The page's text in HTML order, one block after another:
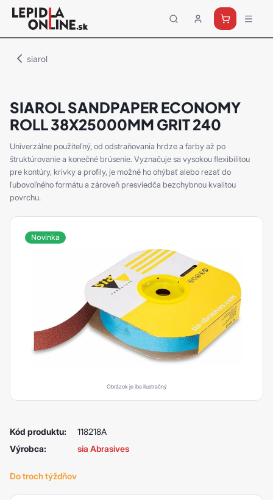
Priemyselné
lepidlá
siarol
SIAROL SANDPAPER ECONOMY
ROLL 38X25000MM GRIT 240
Univerzálne použiteľný, od odstraňovania hrdze a farby až po
štruktúrovanie a konečné brúsenie. Vyznačuje sa vysokou flexibilitou
pre kontúry, krivky a profily, je možné ho ohýbať alebo rezať do
ľubovoľného formátu a zároveň presviedča bezchybnou kvalitou
povrchu.
Novinka
Obrázok je iba ilustračný
Kód produktu:
118218A
Výrobca:
sia Abrasives
Do troch týždňov